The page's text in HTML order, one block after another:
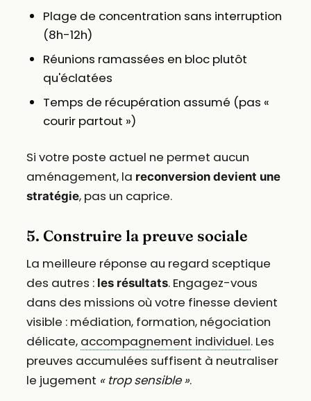
Plage de concentration sans interruption
(8h-12h)
Réunions ramassées en bloc plutôt
qu'éclatées
Temps de récupération assumé (pas «
courir partout »)
Si votre poste actuel ne permet aucun
aménagement, la reconversion devient une
stratégie, pas un caprice.
5. Construire la preuve sociale
La meilleure réponse au regard sceptique
des autres : les résultats. Engagez-vous
dans des missions où votre finesse devient
visible : médiation, formation, négociation
délicate, accompagnement individuel. Les
preuves accumulées suffisent à neutraliser
le jugement « trop sensible ».